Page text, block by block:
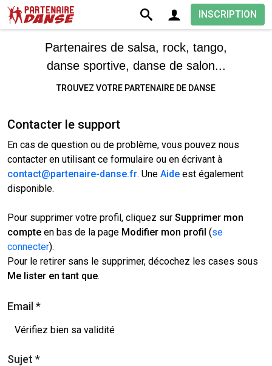
INSCRIPTION
Partenaires de salsa, rock, tango,
danse sportive, danse de salon...
TROUVEZ VOTRE PARTENAIRE DE DANSE
Contacter le support
En cas de question ou de problème, vous pouvez nous
contacter en utilisant ce formulaire ou en écrivant à
contact@partenaire-danse.fr. Une Aide est également
disponible.
Pour supprimer votre profil, cliquez sur Supprimer mon
compte en bas de la page Modifier mon profil (se
connecter).
Pour le retirer sans le supprimer, décochez les cases sous
Me lister en tant que.
Email *
Sujet *